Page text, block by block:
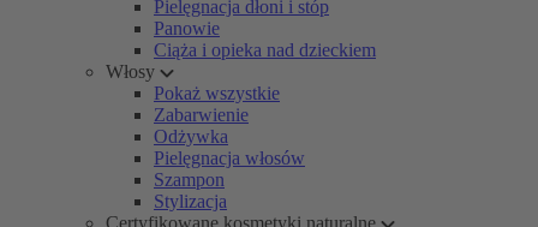
Pielęgnacja dłoni i stóp
Panowie
Ciąża i opieka nad dzieckiem
Włosy
Pokaż wszystkie
Zabarwienie
Odżywka
Pielęgnacja włosów
Szampon
Stylizacja
Certyfikowane kosmetyki naturalne